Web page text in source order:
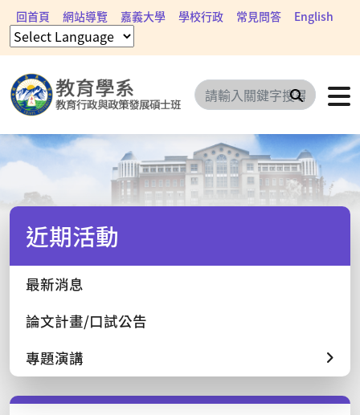
回首頁 網站導覽 嘉義大學 學校行政 常見問答 English
搜尋
近期活動
最新消息
論文計畫/口試公告
專題演講